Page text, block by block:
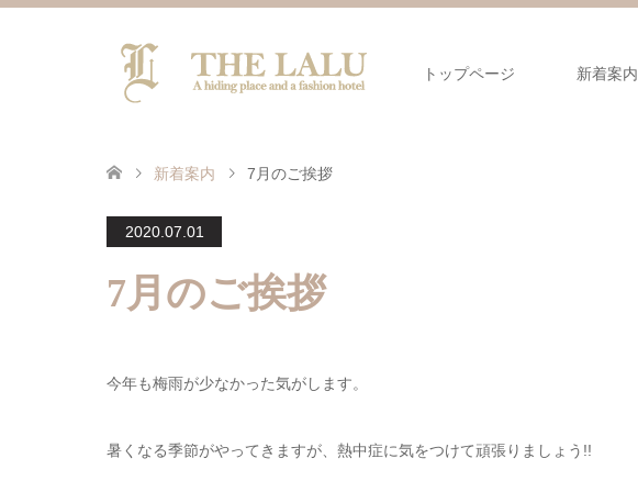
トップページ 新着案内
新着案内 7月のご挨拶
2020.07.01
7月のご挨拶
今年も梅雨が少なかった気がします。
暑くなる季節がやってきますが、熱中症に気をつけて頑張りましょう!!